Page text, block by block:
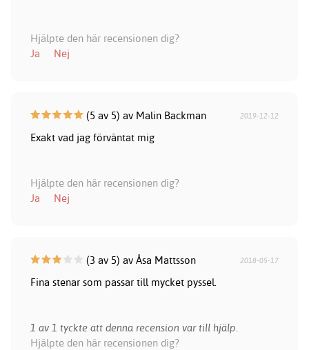
Hjälpte den här recensionen dig?
Ja
Nej
(5 av 5) av Malin Backman 2019-12-12
Exakt vad jag förväntat mig
Hjälpte den här recensionen dig?
Ja
Nej
(3 av 5) av Åsa Mattsson 2018-05-17
Fina stenar som passar till mycket pyssel.
1 av 1 tyckte att denna recension var till hjälp.
Hjälpte den här recensionen dig?